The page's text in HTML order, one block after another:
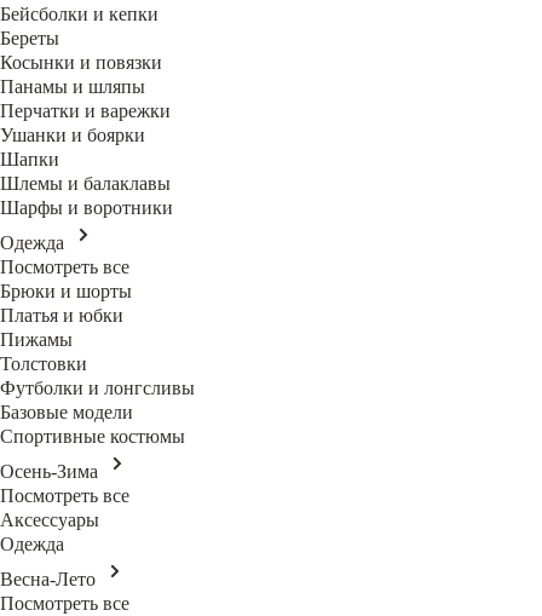
Бейсболки и кепки
Береты
Косынки и повязки
Панамы и шляпы
Перчатки и варежки
Ушанки и боярки
Шапки
Шлемы и балаклавы
Шарфы и воротники
Одежда
Посмотреть все
Брюки и шорты
Платья и юбки
Пижамы
Толстовки
Футболки и лонгсливы
Базовые модели
Спортивные костюмы
Осень-Зима
Посмотреть все
Аксессуары
Одежда
Весна-Лето
Посмотреть все